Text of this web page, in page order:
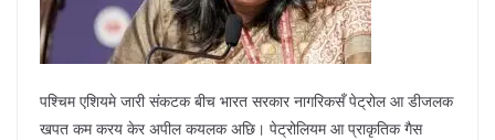
पश्चिम एशियमे जारी संकटक बीच भारत सरकार नागरिकसँ पेट्रोल आ डीजलक
खपत कम करय केर अपील कयलक अछि। पेट्रोलियम आ प्राकृतिक गैस